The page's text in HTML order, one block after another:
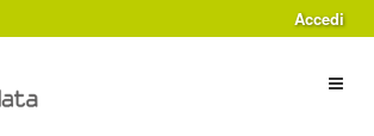
Accedi